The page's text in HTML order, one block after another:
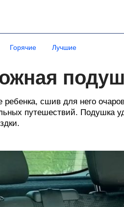
Горячие Лучшие
ребенка, сшив для него
путешествий. Подушка